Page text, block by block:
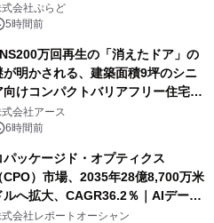
会社ぷらど
5時間前
万回再生の「消えたドア」の
が明かされる、建築面積9坪のシニ
向けコンパクトバリアフリー住宅が
生会社アース
6時間前
パッケージド・オプティクス
CPO）市場、2035年28億8,700万米
ルへ拡大、CAGR36.2％｜AIデータ
ンター・高速光通信需要が成長を加
会社レポートオーシャン